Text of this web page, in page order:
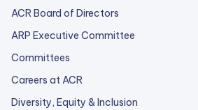
ACR Board of Directors
ARP Executive Committee
Committees
Careers at ACR
Diversity, Equity & Inclusion